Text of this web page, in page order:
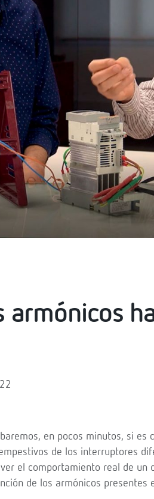
armónicos
en pocos minutos, si
de los interruptores
el comportamiento real de un
de los armónicos presentes